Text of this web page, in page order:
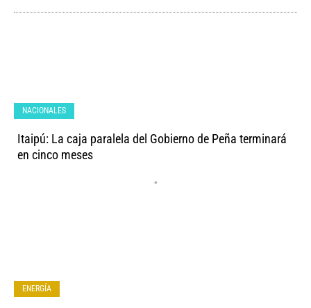
Itaipú: La caja paralela del Gobierno de Peña terminará
en cinco meses
•
NACIONALES
ENERGÍA